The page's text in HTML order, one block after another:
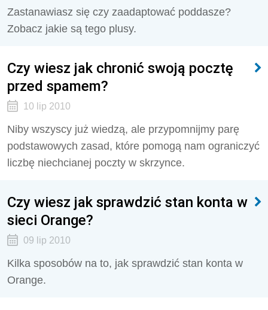
Zastanawiasz się czy zaadaptować poddasze?
Zobacz jakie są tego plusy.
Czy wiesz jak chronić swoją pocztę
przed spamem?
10 lip 2010
Niby wszyscy już wiedzą, ale przypomnijmy parę
podstawowych zasad, które pomogą nam ograniczyć
liczbę niechcianej poczty w skrzynce.
Czy wiesz jak sprawdzić stan konta w
sieci Orange?
09 lip 2010
Kilka sposobów na to, jak sprawdzić stan konta w
Orange.